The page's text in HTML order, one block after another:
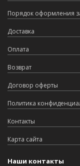
Порядок оформления
Доставка
Оплата
Возврат
Договор оферты
Политика
Контакты
Карта сайта
Наши контакты